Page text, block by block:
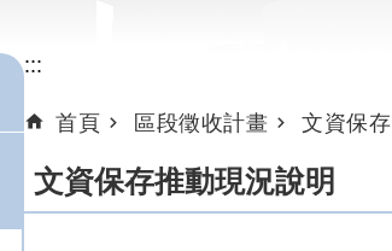
:::
首頁 區段徵收計畫 文資保存
文資保存推動現況說明